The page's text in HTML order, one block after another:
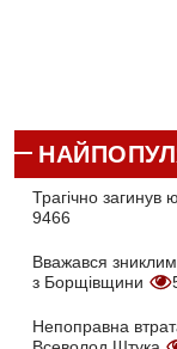
Трагічно загинув
9466
Вважався зниклим
з Борщівщини
Непоправна